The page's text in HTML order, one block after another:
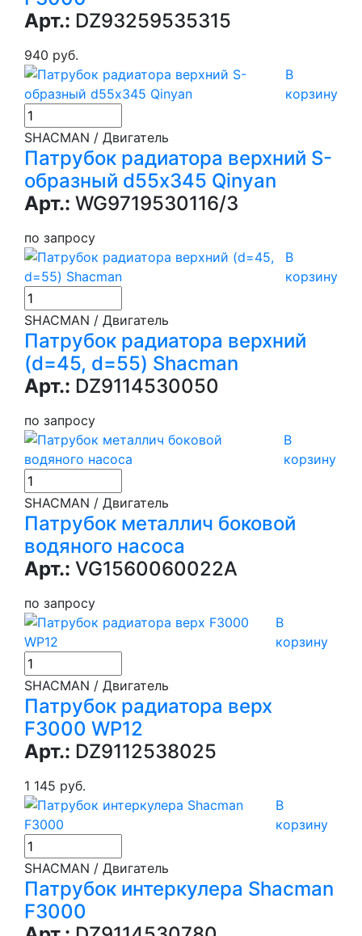
Арт.: DZ93259535315
940 руб.
В
корзину
SHACMAN / Двигатель
Патрубок радиатора верхний S-
образный d55х345 Qinyan
Арт.: WG9719530116/3
по запросу
В
корзину
SHACMAN / Двигатель
Патрубок радиатора верхний
(d=45, d=55) Shacman
Арт.: DZ9114530050
по запросу
В
корзину
SHACMAN / Двигатель
Патрубок металлич боковой
водяного насоса
Арт.: VG1560060022A
по запросу
В
корзину
SHACMAN / Двигатель
Патрубок радиатора верх
F3000 WP12
Арт.: DZ9112538025
1 145 руб.
В
корзину
SHACMAN / Двигатель
Патрубок интеркулера Shacman
F3000